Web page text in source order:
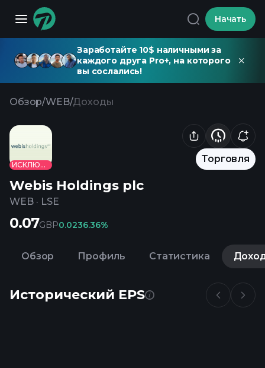
Начать
Заработайте 10$ наличными за
каждого друга Pro+, на которого
вы сослались!
Обзор/WEB/Доходы
ИСКЛЮЧЕНО
Торговля
Webis Holdings plc
WEB · LSE
0.07GBP0.0236.36%
Обзор Профиль Статистика
Исторический EPS